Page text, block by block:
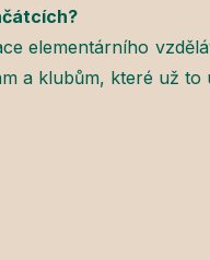
elementárního
a klubům, které už to